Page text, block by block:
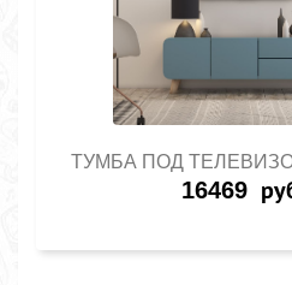
ТУМБА ПОД
16469